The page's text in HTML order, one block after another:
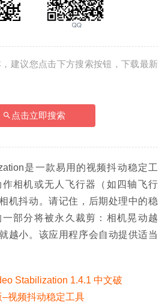
建议您点击下方搜索按钮，下载最新
点击立即搜索
是一款易用的视频抖动稳定工
相机或无人飞行器（如四轴飞行
机抖动。请记住，后期处理中的稳
部分将被永久裁剪：相机晃动越
越小。该应用程序会自动提供适当